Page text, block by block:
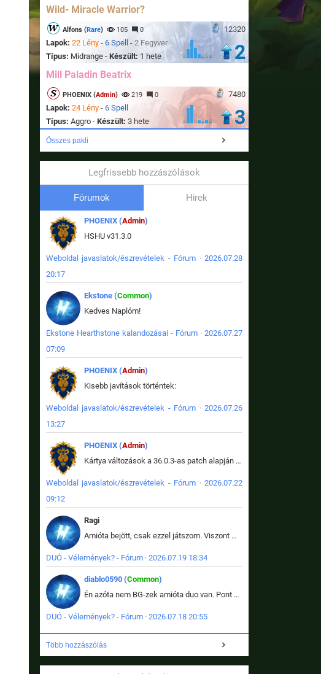
Wild- Miracle Warrior?
12320
Alfons (Rare) 105 0
Lapok: 22 Lény - 6 Spell - 2 Fegyver
Típus: Midrange - Készült: 1 hete 2
Mill Paladin Beatrix
7480
PHOENIX (Admin) 219 0
Lapok: 24 Lény - 6 Spell
Típus: Aggro - Készült: 3 hete 3
Összes pakli
Legfrissebb hozzászólások
Fórumok Hirek
PHOENIX (Admin)
HSHU v31.3.0
Weboldal javaslatok/észrevételek - Fórum · 2026.07.28
20:17
Ekstone (Common)
Kedves Naplóm!
Ekstone Hearthstone kalandozásai - Fórum · 2026.07.27
07:09
PHOENIX (Admin)
Kisebb javítások történtek:
Weboldal javaslatok/észrevételek - Fórum · 2026.07.26
13:27
PHOENIX (Admin)
Kártya változások a 36.0.3-as patch alapján frissítve az adatbázisban (képek is cserélve).
Weboldal javaslatok/észrevételek - Fórum · 2026.07.22
09:12
Ragi
Amióta bejött, csak ezzel játszom. Viszont mint minden más - akár az alapjáték is, ez is baromira összetett lett. Néha már pár kör után is esélytelen az egész. Vagy irreállisan túltápol valaki, vagy lelép a partner, vagy csak hülye mint a segg. És amikor eljönne az én időm, na akkor jön el mindenki másé is. Engem jobban érdekelne, hogy ki milyen ratingen szokott játszani. Na ez lenne egy érdekes adat.
DUÓ - Vélemények? - Fórum · 2026.07.19 18:34
diablo0590 (Common)
Én azóta nem BG-zek amióta duo van. Pont azt szerettem benne, hogy rajtam múlik mi történik, nem pedig a társamon. Kérem vissza a régi BG-t :D
DUÓ - Vélemények? - Fórum · 2026.07.18 20:55
Több hozzászólás